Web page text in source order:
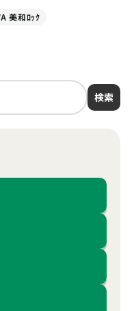
美和ﾛｯｸ
検索